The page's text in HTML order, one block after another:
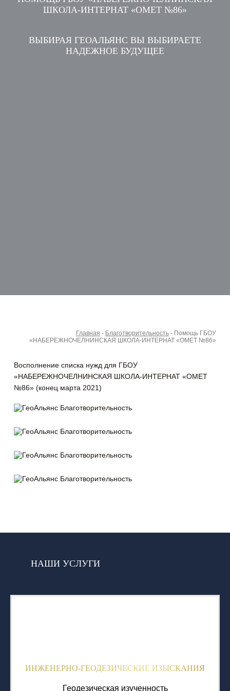
ШКОЛА-ИНТЕРНАТ «ОМЕТ №86»
ВЫБИРАЯ ГЕОАЛЬЯНС ВЫ ВЫБИРАЕТЕ
НАДЕЖНОЕ БУДУЩЕЕ
Главная - Благотворительность- Помощь ГБОУ
«НАБЕРЕЖНОЧЕЛНИНСКАЯ ШКОЛА-ИНТЕРНАТ «ОМЕТ №86»
Восполнение списка нужд для ГБОУ
«НАБЕРЕЖНОЧЕЛНИНСКАЯ ШКОЛА-ИНТЕРНАТ «ОМЕТ
№86» (конец марта 2021)
НАШИ УСЛУГИ
ИНЖЕНЕРНО-ГЕОДЕЗИЧЕСКИЕ ИЗЫСКАНИЯ
Геодезическая изученность